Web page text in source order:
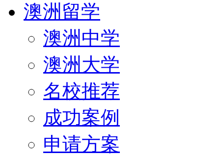
澳洲留学
澳洲中学
澳洲大学
名校推荐
成功案例
申请方案